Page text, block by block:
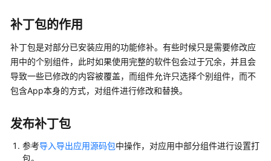
费
说
明
速
入
门
补丁包的作用
补丁包是对部分已安装应用的功能修补。有些时候只是需要修改应
用中的个别组件，此时如果使用完整的软件包会过于冗余，并且会
导致一些已修改的内容被覆盖，而组件允许只选择个别组件，而不
包含App本身的方式，对组件进行修改和替换。
发布补丁包
参考导入导出应用源码包中操作，对应用中部分组件进行设置打
包。